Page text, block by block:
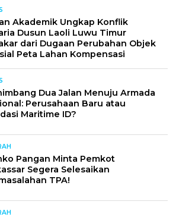
Akademik Ungkap Konflik
Dusun Laoli Luwu Timur
dari Dugaan Perubahan Objek
Peta Lahan Kompensasi
Dua Jalan Menuju Armada
Perusahaan Baru atau
Maritime ID?
Pangan Minta Pemkot
Segera Selesaikan
TPA!